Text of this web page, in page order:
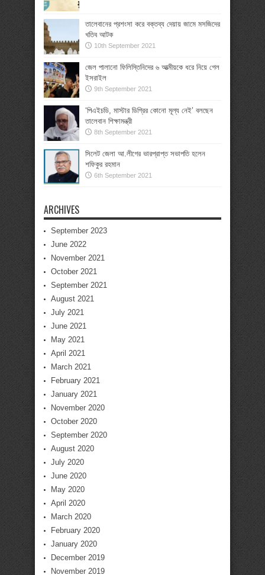
তালেবানের প্রশংসা করে বক্তব্য দেয়ায় জামে মসজিদের
খতিব আটক
10th September 2021
জেল পালানো ফিলিস্তিনিদের ৬ আত্মীয়কে ধরে নিয়ে গেল
ইসরাইল
9th September 2021
‘পিএইচডি, মাস্টার ডিগ্রির কোনো মূল্য নেই’ বলছেন
তালেবান শিক্ষামন্ত্রী
8th September 2021
সিলেট জেলা আ.লীগের ভারপ্রাপ্ত সভাপতি হলেন
শফিকুর রহমান
6th September 2021
ARCHIVES
September 2023
June 2022
November 2021
October 2021
September 2021
August 2021
July 2021
June 2021
May 2021
April 2021
March 2021
February 2021
January 2021
November 2020
October 2020
September 2020
August 2020
July 2020
June 2020
May 2020
April 2020
March 2020
February 2020
January 2020
December 2019
November 2019